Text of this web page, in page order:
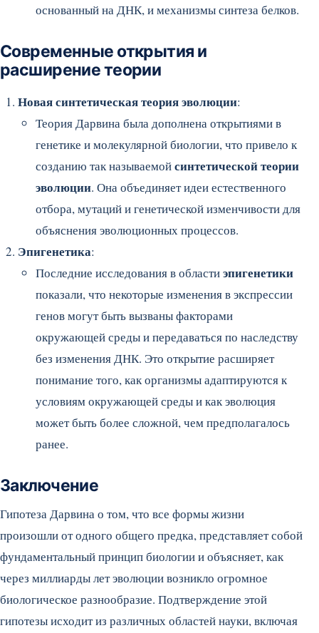
основанный на ДНК, и механизмы синтеза белков.
Современные открытия и
расширение теории
Новая синтетическая теория эволюции:
Теория Дарвина была дополнена открытиями в
генетике и молекулярной биологии, что привело к
созданию так называемойсинтетической теории
эволюции. Она объединяет идеи естественного
отбора, мутаций и генетической изменчивости для
объяснения эволюционных процессов.
Эпигенетика:
Последние исследования в областиэпигенетики
показали, что некоторые изменения в экспрессии
генов могут быть вызваны факторами
окружающей среды и передаваться по наследству
без изменения ДНК. Это открытие расширяет
понимание того, как организмы адаптируются к
условиям окружающей среды и как эволюция
может быть более сложной, чем предполагалось
ранее.
Заключение
Гипотеза Дарвина о том, что все формы жизни
произошли от одного общего предка, представляет собой
фундаментальный принцип биологии и объясняет, как
через миллиарды лет эволюции возникло огромное
биологическое разнообразие. Подтверждение этой
гипотезы исходит из различных областей науки, включая